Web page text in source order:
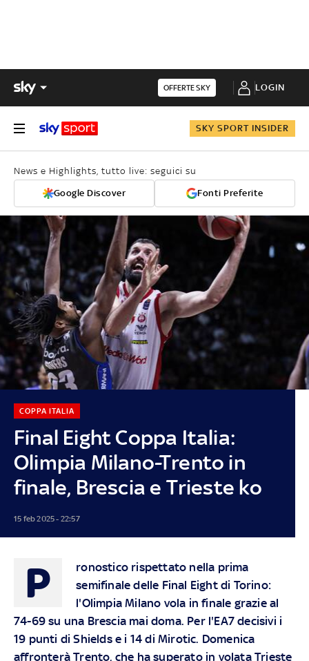
OFFERTE SKY LOGIN
SKY SPORT INSIDER
News e Highlights, tutto live: seguici su
Google Discover Fonti Preferite
Final Eight Coppa Italia:
Olimpia Milano-Trento in
finale, Brescia e Trieste ko
COPPA ITALIA
15 feb 2025 - 22:57
P
ronostico rispettato nella prima
semifinale delle Final Eight di Torino:
l'Olimpia Milano vola in finale grazie al
74-69 su una Brescia mai doma. Per l'EA7 decisivi i
19 punti di Shields e i 14 di Mirotic. Domenica
affronterà Trento, che ha superato in volata Trieste